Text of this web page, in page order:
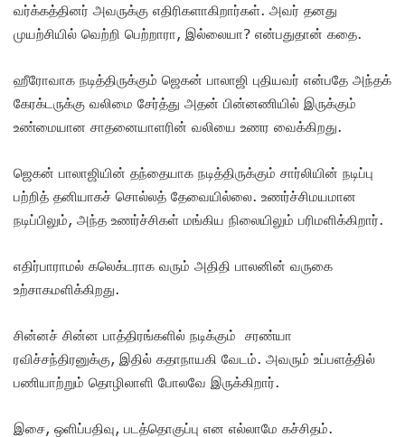
வர்க்கத்தினர் அவருக்கு எதிரிகளாகிறார்கள். அவர் தனது
முயற்சியில் வெற்றி பெற்றாரா, இல்லையா? என்பதுதான் கதை.
ஹீரோவாக நடித்திருக்கும் ஜெகன் பாலாஜி புதியவர் என்பதே அந்தக்
கேரக்டருக்கு வலிமை சேர்த்து அதன் பின்னணியில் இருக்கும்
உண்மையான சாதனையாளரின் வலியை உணர வைக்கிறது.
ஜெகன் பாலாஜியின் தந்தையாக நடித்திருக்கும் சார்லியின் நடிப்பு
பற்றித் தனியாகச் சொல்லத் தேவையில்லை. உணர்ச்சிமயமான
நடிப்பிலும், அந்த உணர்ச்சிகள் மங்கிய நிலையிலும் பரிமளிக்கிறார்.
எதிர்பாராமல் கலெக்டராக வரும் அதிதி பாலனின் வருகை
உற்சாகமளிக்கிறது.
சின்னச் சின்ன பாத்திரங்களில் நடிக்கும் சரண்யா
ரவிச்சந்திரனுக்கு, இதில் கதாநாயகி வேடம். அவரும் உப்பளத்தில்
பணியாற்றும் தொழிலாளி போலவே இருக்கிறார்.
இசை, ஒளிப்பதிவு, படத்தொகுப்பு என எல்லாமே கச்சிதம்.